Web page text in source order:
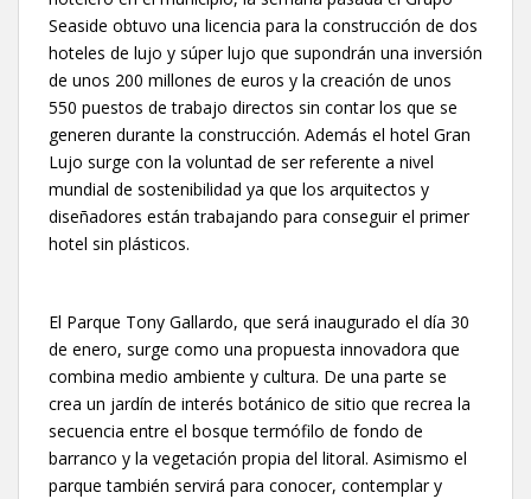
Seaside obtuvo una licencia para la construcción de dos
hoteles de lujo y súper lujo que supondrán una inversión
de unos 200 millones de euros y la creación de unos
550 puestos de trabajo directos sin contar los que se
generen durante la construcción. Además el hotel Gran
Lujo surge con la voluntad de ser referente a nivel
mundial de sostenibilidad ya que los arquitectos y
diseñadores están trabajando para conseguir el primer
hotel sin plásticos.
El Parque Tony Gallardo, que será inaugurado el día 30
de enero, surge como una propuesta innovadora que
combina medio ambiente y cultura. De una parte se
crea un jardín de interés botánico de sitio que recrea la
secuencia entre el bosque termófilo de fondo de
barranco y la vegetación propia del litoral. Asimismo el
parque también servirá para conocer, contemplar y